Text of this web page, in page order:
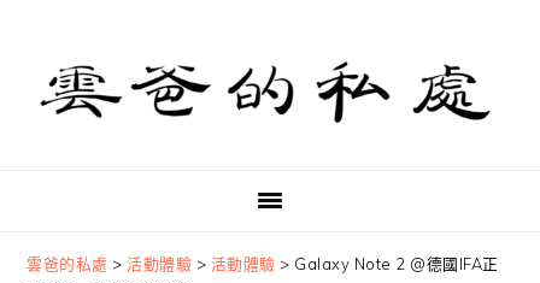
primary
navigation
content
primary
sidebar
雲爸的私處 >活動體驗 > 活動體驗 > Galaxy Note 2 @德國IFA正